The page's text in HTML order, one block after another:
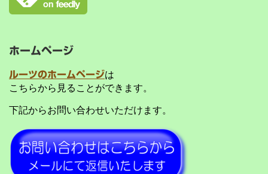
ホームページ
ルーツのホームページは
こちらから見ることができます。
下記からお問い合わせいただけます。